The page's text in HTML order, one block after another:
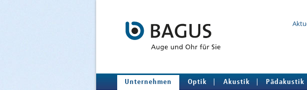
Unternehmen Optik Akustik Pädakustik